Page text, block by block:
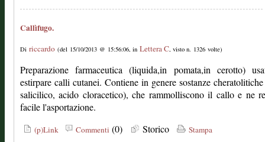
Callìfugo.
Di riccardo (del 15/10/2013 @ 15:56:06, in Lettera C, visto n. 1326 volte)
Preparazione farmaceutica (liquida,in pomata,in cerotto)
estirpare calli cutanei. Contiene in genere sostanze
salicilico, acido cloracetico), che rammolliscono il callo e ne
facile l'asportazione.
(p)Link Commenti (0) Storico Stampa